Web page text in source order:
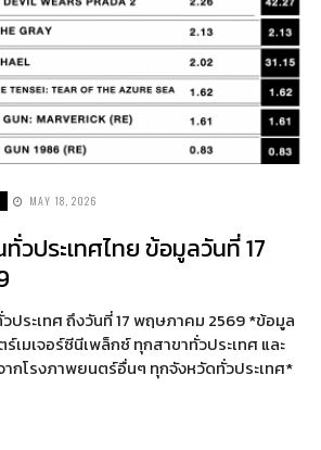
MAY 18, 2026
วประเทศไทย ข้อมูลวันที่ 17
ประเทศ ถึงวันที่ 17 พฤษภาคม 2569 *ข้อมูล
เมเจอร์ซีนีเพล็กซ์ ทุกสาขาทั่วประเทศ และ
กโรงภาพยนตร์อื่นๆ ทุกจังหวัดทั่วประเทศ*